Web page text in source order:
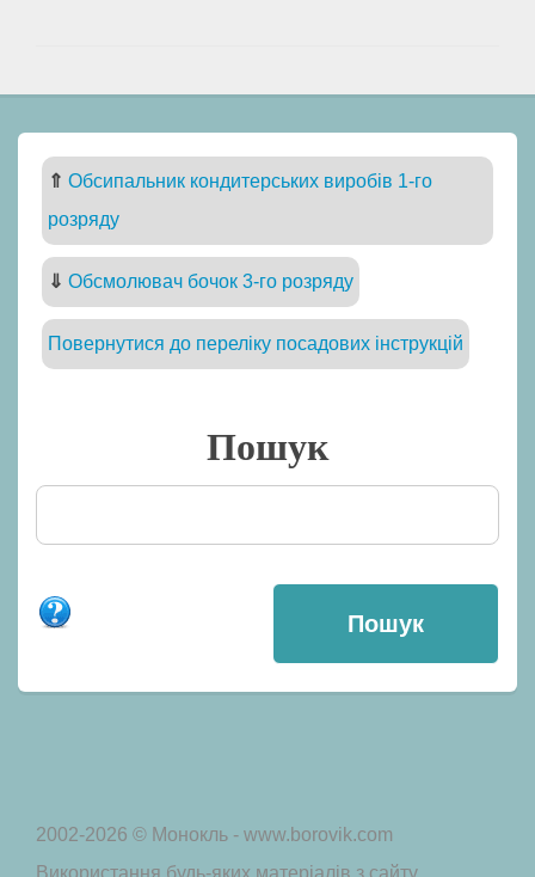
⇑ Обсипальник кондитерських виробів 1-го
розряду
⇓ Обсмолювач бочок 3-го розряду
Повернутися до переліку посадових інструкцій
Пошук
2002-2026 © Монокль - www.borovik.com